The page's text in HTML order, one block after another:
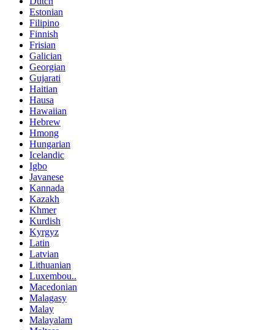
Estonian
Filipino
Finnish
Frisian
Galician
Georgian
Gujarati
Haitian
Hausa
Hawaiian
Hebrew
Hmong
Hungarian
Icelandic
Igbo
Javanese
Kannada
Kazakh
Khmer
Kurdish
Kyrgyz
Latin
Latvian
Lithuanian
Luxembou..
Macedonian
Malagasy
Malay
Malayalam